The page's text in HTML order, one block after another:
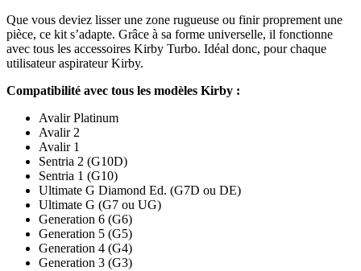
Que vous deviez lisser une zone rugueuse ou finir proprement une
pièce, ce kit s’adapte. Grâce à sa forme universelle, il fonctionne
avec tous les accessoires Kirby Turbo. Idéal donc, pour chaque
utilisateur aspirateur Kirby.
Compatibilité avec tous les modèles Kirby :
Avalir Platinum
Avalir 2
Avalir 1
Sentria 2 (G10D)
Sentria 1 (G10)
Ultimate G Diamond Ed. (G7D ou DE)
Ultimate G (G7 ou UG)
Generation 6 (G6)
Generation 5 (G5)
Generation 4 (G4)
Generation 3 (G3)